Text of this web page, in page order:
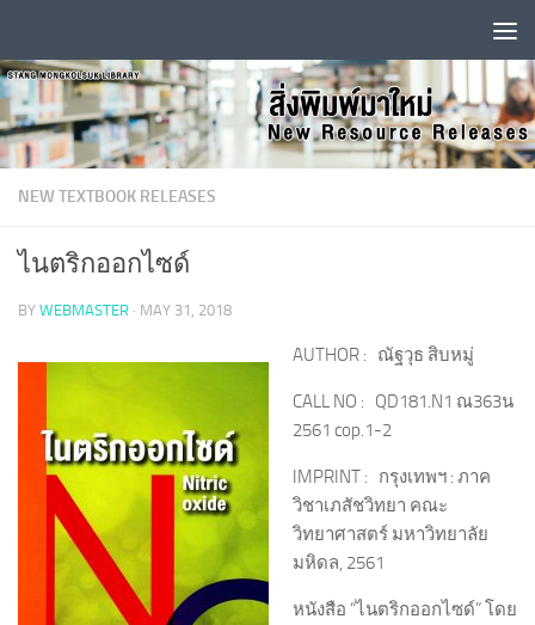
NEW TEXTBOOK RELEASES
ไนตริกออกไซด์
BY WEBMASTER · MAY 31, 2018
AUTHOR : ณัฐวุธ สิบหมู่
CALL NO : QD181.N1 ณ363น
2561 cop.1-2
IMPRINT : กรุงเทพฯ : ภาค
วิชาเภสัชวิทยา คณะ
วิทยาศาสตร์ มหาวิทยาลัย
มหิดล, 2561
หนังสือ “ไนตริกออกไซด์” โดย